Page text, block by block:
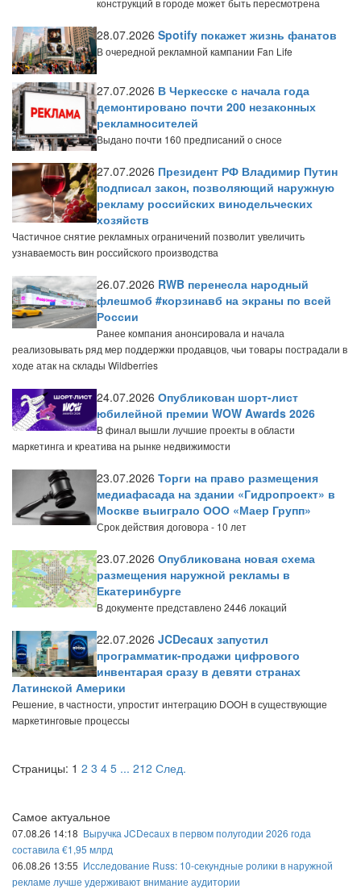
конструкций в городе может быть пересмотрена
28.07.2026 Spotify покажет жизнь фанатов
В очередной рекламной кампании Fan Life
27.07.2026 В Черкесске с начала года
демонтировано почти 200 незаконных
рекламносителей
Выдано почти 160 предписаний о сносе
27.07.2026 Президент РФ Владимир Путин
подписал закон, позволяющий наружную
рекламу российских винодельческих
хозяйств
Частичное снятие рекламных ограничений позволит увеличить
узнаваемость вин российского производства
26.07.2026 RWB перенесла народный
флешмоб #корзинавб на экраны по всей
России
Ранее компания анонсировала и начала
реализовывать ряд мер поддержки продавцов, чьи товары пострадали в
ходе атак на склады Wildberries
24.07.2026 Опубликован шорт-лист
юбилейной премии WOW Awards 2026
В финал вышли лучшие проекты в области
маркетинга и креатива на рынке недвижимости
23.07.2026 Торги на право размещения
медиафасада на здании «Гидропроект» в
Москве выиграло ООО «Маер Групп»
Срок действия договора - 10 лет
23.07.2026 Опубликована новая схема
размещения наружной рекламы в
Екатеринбурге
В документе представлено 2446 локаций
22.07.2026 JCDecaux запустил
программатик-продажи цифрового
инвентарая сразу в девяти странах
Латинской Америки
Решение, в частности, упростит интеграцию DOOH в существующие
маркетинговые процессы
Страницы: 1 2 3 4 5 ... 212 След.
Самое актуальное
07.08.26 14:18 Выручка JCDecaux в первом полугодии 2026 года
составила €1,95 млрд
06.08.26 13:55 Исследование Russ: 10-секундные ролики в наружной
рекламе лучше удерживают внимание аудитории